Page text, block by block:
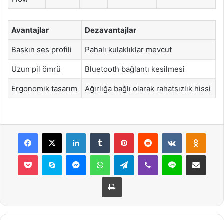
Avantajlar Dezavantajlar
Baskın ses profili Pahalı kulaklıklar mevcut
Uzun pil ömrü Bluetooth bağlantı kesilmesi
Ergonomik tasarım Ağırlığa bağlı olarak rahatsızlık hissi
Facebook
X LinkedInTumblr PinterestReddit VKontakte
Pocket Skype MessengerWhatsAppTelegramViber Line E-Posta ile
Yazdır